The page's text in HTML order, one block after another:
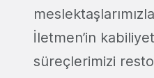
İletmen’in
süreçlerimizi